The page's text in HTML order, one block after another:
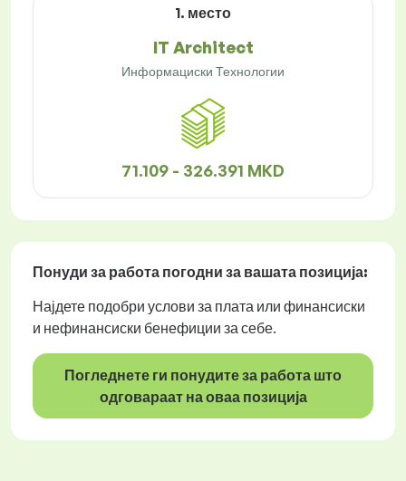
1. место
IT Architect
Информациски Технологии
71.109 - 326.391 MKD
Понуди за работа погодни за вашата позиција:
Најдете подобри услови за плата или финансиски
и нефинансиски бенефиции за себе.
Погледнете ги понудите за работа што
одговараат на оваа позиција